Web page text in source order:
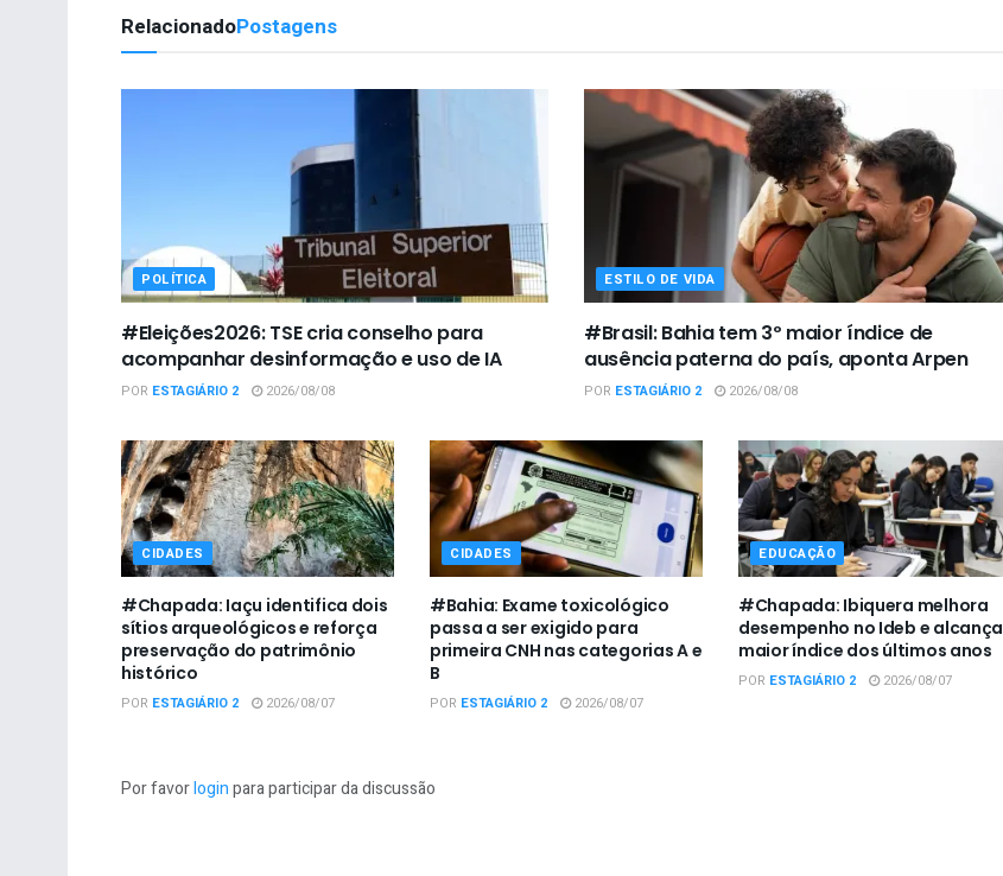
RelacionadoPostagens
POLÍTICA
#Eleições2026: TSE cria conselho para
acompanhar desinformação e uso de IA
POR ESTAGIÁRIO 2 2026/08/08
ESTILO DE VIDA
#Brasil: Bahia tem 3º maior índice de
ausência paterna do país, aponta Arpen
POR ESTAGIÁRIO 2 2026/08/08
CIDADES
#Chapada: Iaçu identifica dois
sítios arqueológicos e reforça
preservação do patrimônio
histórico
POR ESTAGIÁRIO 2 2026/08/07
CIDADES
#Bahia: Exame toxicológico
passa a ser exigido para
primeira CNH nas categorias A e
B
POR ESTAGIÁRIO 2 2026/08/07
EDUCAÇÃO
#Chapada: Ibiquera melhora
desempenho no Ideb e alcança
maior índice dos últimos anos
POR ESTAGIÁRIO 2 2026/08/07
Por favorloginpara participar da discussão